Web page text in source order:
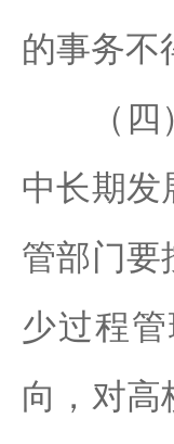
的事务不
（四）
中长期发
管部门要
少过程
向，对高